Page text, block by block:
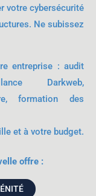
votre cybersécurité
Ne subissez
entreprise : audit
Darkweb,
formation des
et à votre budget.
offre :